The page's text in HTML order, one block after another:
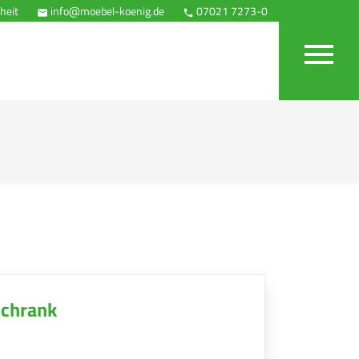
 info@moebel-koenig.de  07021 7273-0